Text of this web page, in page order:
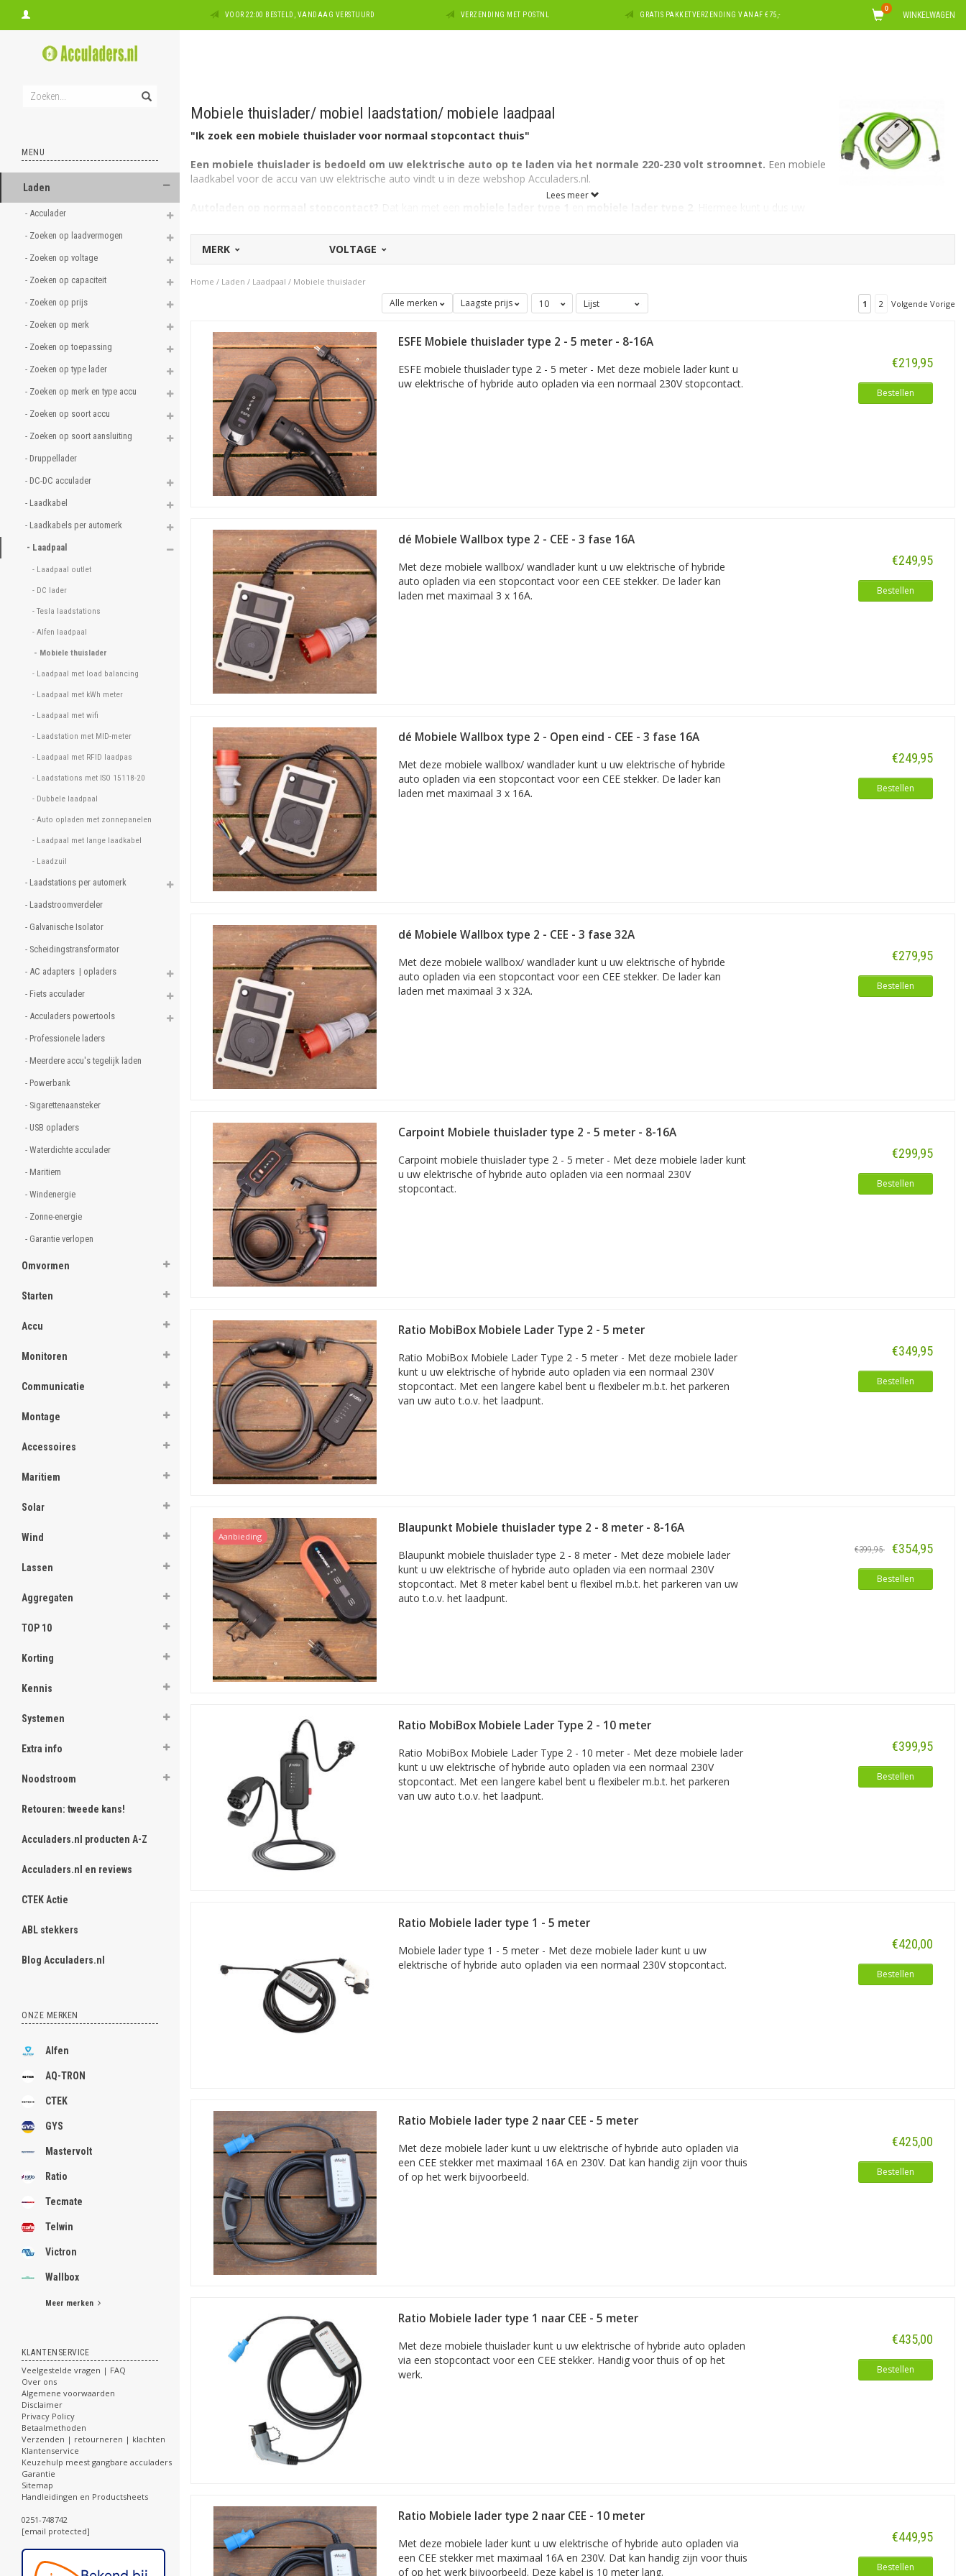
VOOR 22:00 BESTELD, VANDAAG VERSTUURD VERZENDING MET POSTNL GRATIS PAKKETVERZENDING VANAF €75,- WINKELWAGEN
0
MENU
Laden
- Acculader
- Zoeken op laadvermogen
- Zoeken op voltage
- Zoeken op capaciteit
- Zoeken op prijs
- Zoeken op merk
- Zoeken op toepassing
- Zoeken op type lader
- Zoeken op merk en type accu
- Zoeken op soort accu
- Zoeken op soort aansluiting
- Druppellader
- DC-DC acculader
- Laadkabel
- Laadkabels per automerk
- Laadpaal
- Laadpaal outlet
- DC lader
- Tesla laadstations
- Alfen laadpaal
- Mobiele thuislader
- Laadpaal met load balancing
- Laadpaal met kWh meter
- Laadpaal met wifi
- Laadstation met MID-meter
- Laadpaal met RFID laadpas
- Laadstations met ISO 15118-20
- Dubbele laadpaal
- Auto opladen met zonnepanelen
- Laadpaal met lange laadkabel
- Laadzuil
- Laadstations per automerk
- Laadstroomverdeler
- Galvanische Isolator
- Scheidingstransformator
- AC adapters  | opladers
- Fiets acculader
- Acculaders powertools
- Professionele laders
- Meerdere accu's tegelijk laden
- Powerbank
- Sigarettenaansteker
- USB opladers
- Waterdichte acculader
- Maritiem
- Windenergie
- Zonne-energie
- Garantie verlopen
Omvormen
Starten
Accu
Monitoren
Communicatie
Montage
Accessoires
Maritiem
Solar
Wind
Lassen
Aggregaten
TOP 10
Korting
Kennis
Systemen
Extra info
Noodstroom
Retouren: tweede kans!
Acculaders.nl producten A-Z
Acculaders.nl en reviews
CTEK Actie
ABL stekkers
Blog Acculaders.nl
ONZE MERKEN
Alfen
AQ-TRON
CTEK
GYS
Mastervolt
Ratio
Tecmate
Telwin
Victron
Wallbox
Meer merken
KLANTENSERVICE
Veelgestelde vragen | FAQ
Over ons
Algemene voorwaarden
Disclaimer
Privacy Policy
Betaalmethoden
Verzenden | retourneren | klachten
Klantenservice
Keuzehulp meest gangbare acculaders
Garantie
Sitemap
Handleidingen en Productsheets
0251-748742
[email protected]
Mobiele thuislader/ mobiel laadstation/ mobiele laadpaal
"Ik zoek een mobiele thuislader voor normaal stopcontact thuis"
Een mobiele thuislader is bedoeld om uw elektrische auto op te laden via het normale 220-230 volt stroomnet. Een mobiele
laadkabel voor de accu van uw elektrische auto vindt u in deze webshop Acculaders.nl.
Uw auto laden op het stopcontact thuis wordt veel gedaan.
avond/nachtje laden voldoende om weer op pad te kunnen. Dit thuisladen kan uitstekend met een mobiele lader.
Autoladen 220 volt kan dus prima met een mobiele lader.
overspanning. De mobiele laders op Acculaders.nl hebben ook de functie ‘automatische herstart’, uitermate handig mocht er
bijvoorbeeld een dip zijn in het stroomnet.
Een mobiele laadkabel van het type 1 heeft aan de ene zijde een stekker van het type 1 en aan de andere zijde een stekker voor het
normale stopcontact (schuko).
Lees hier meer info, onder meer voor welke auto’s mobiele laders van het type 1geschikt zijn!
Mobiele lader type 2
Een mobiele laadkabel van het type 2 heeft aan de ene zijde een stekker van het type 2 en aan de andere zijde een stekker voor het
normale stopcontact (schuko).
Lees hier meer info, onder meervoor welke auto’s mobiele laders van het type 2
Tot slot, over de prijs van een mobiele thuislader.
een dergelijke mobiele lader voor de elektrische of hybride auto is méér dan ‘gewoon maar’ een laadkabel. Er zit namelijk een soort
elektronisch kastje in verwerkt dat alle communicatie verzorgt tussen de laadbox in de elektrische auto en de stroombox.
Dit kastje verzorgt dus in feite alle communicatie tussen de lader en de auto, hetgeen normaliter wordt verzorgd door
de laadpaal of laadbox.Onder meer over het moment waarop het laden gestopt moet worden. Ook beschermt dit kastje uw auto
tegen piekstromen in het 220-230 volt net.
Vrijblijvend meer informatie?Neem contact met ons op!
Lees meer
MERK VOLTAGE
Home / Laden / Laadpaal / Mobiele thuislader
Alle merken Laagste prijs 1 2 Volgende Vorige
ESFE Mobiele thuislader type 2 - 5 meter - 8-16A
ESFE mobiele thuislader type 2 - 5 meter - Met deze mobiele lader kunt u
uw elektrische of hybride auto opladen via een normaal 230V stopcontact.
€219,95
Bestellen
dé Mobiele Wallbox type 2 - CEE - 3 fase 16A
Met deze mobiele wallbox/ wandlader kunt u uw elektrische of hybride
auto opladen via een stopcontact voor een CEE stekker. De lader kan
laden met maximaal 3 x 16A.
€249,95
Bestellen
dé Mobiele Wallbox type 2 - Open eind - CEE - 3 fase 16A
Met deze mobiele wallbox/ wandlader kunt u uw elektrische of hybride
auto opladen via een stopcontact voor een CEE stekker. De lader kan
laden met maximaal 3 x 16A.
€249,95
Bestellen
dé Mobiele Wallbox type 2 - CEE - 3 fase 32A
Met deze mobiele wallbox/ wandlader kunt u uw elektrische of hybride
auto opladen via een stopcontact voor een CEE stekker. De lader kan
laden met maximaal 3 x 32A.
€279,95
Bestellen
Carpoint Mobiele thuislader type 2 - 5 meter - 8-16A
Carpoint mobiele thuislader type 2 - 5 meter - Met deze mobiele lader kunt
u uw elektrische of hybride auto opladen via een normaal 230V
stopcontact.
€299,95
Bestellen
Ratio MobiBox Mobiele Lader Type 2 - 5 meter
Ratio MobiBox Mobiele Lader Type 2 - 5 meter - Met deze mobiele lader
kunt u uw elektrische of hybride auto opladen via een normaal 230V
stopcontact. Met een langere kabel bent u flexibeler m.b.t. het parkeren
van uw auto t.o.v. het laadpunt.
€349,95
Bestellen
Aanbieding
Blaupunkt Mobiele thuislader type 2 - 8 meter - 8-16A
Blaupunkt mobiele thuislader type 2 - 8 meter - Met deze mobiele lader
kunt u uw elektrische of hybride auto opladen via een normaal 230V
stopcontact. Met 8 meter kabel bent u flexibel m.b.t. het parkeren van uw
auto t.o.v. het laadpunt.
€399,95 €354,95
Bestellen
Ratio MobiBox Mobiele Lader Type 2 - 10 meter
Ratio MobiBox Mobiele Lader Type 2 - 10 meter - Met deze mobiele lader
kunt u uw elektrische of hybride auto opladen via een normaal 230V
stopcontact. Met een langere kabel bent u flexibeler m.b.t. het parkeren
van uw auto t.o.v. het laadpunt.
€399,95
Bestellen
Ratio Mobiele lader type 1 - 5 meter
Mobiele lader type 1 - 5 meter - Met deze mobiele lader kunt u uw
elektrische of hybride auto opladen via een normaal 230V stopcontact.
€420,00
Bestellen
Ratio Mobiele lader type 2 naar CEE - 5 meter
Met deze mobiele lader kunt u uw elektrische of hybride auto opladen via
een CEE stekker met maximaal 16A en 230V. Dat kan handig zijn voor thuis
of op het werk bijvoorbeeld.
€425,00
Bestellen
Ratio Mobiele lader type 1 naar CEE - 5 meter
Met deze mobiele thuislader kunt u uw elektrische of hybride auto opladen
via een stopcontact voor een CEE stekker. Handig voor thuis of op het
werk.
€435,00
Bestellen
Ratio Mobiele lader type 2 naar CEE - 10 meter
Met deze mobiele lader kunt u uw elektrische of hybride auto opladen via
een CEE stekker met maximaal 16A en 230V. Dat kan handig zijn voor thuis
of op het werk bijvoorbeeld. Deze kabel is 10 meter lang.
€449,95
Bestellen